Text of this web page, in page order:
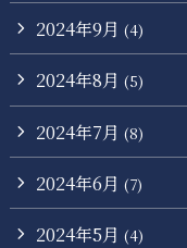
2024年9月 (4)
2024年8月 (5)
2024年7月 (8)
2024年6月 (7)
2024年5月 (4)